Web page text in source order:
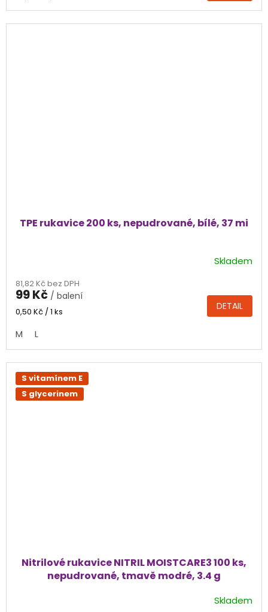
TPE rukavice 200 ks, nepudrované, bílé, 37 mi
produktu
je
4,3
5
hvězdiček.
Skladem
81,82 Kč bez DPH
99 Kč / balení
Měrná
0,50 Kč / 1 ks DETAIL
M L
S vitamínem E
S glycerinem
Nitrilové rukavice NITRIL MOISTCARE3 100 ks,
nepudrované, tmavě modré, 3.4 g
Skladem